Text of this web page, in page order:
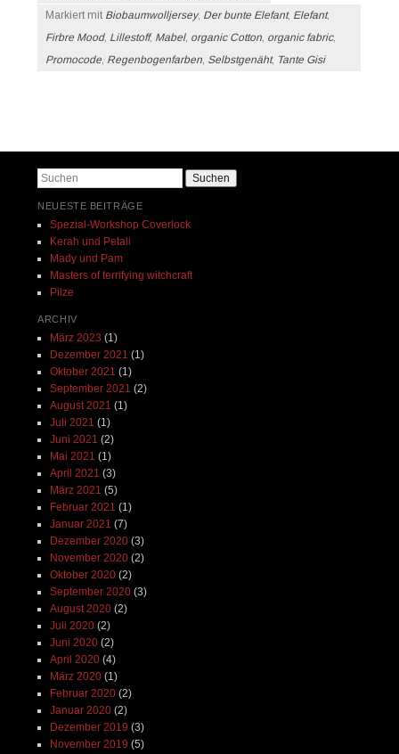
Markiert mit Biobaumwolljersey, Der bunte Elefant, Elefant,
Firbre Mood, Lillestoff, Mabel, organic Cotton organic fabric,
Promocode Regenbogenfarben Selbstgenäht, Tante Gisi
Suchen
NEUESTE BEITRÄGE
Spezial-Workshop Coverlock
Kerah und Petali
Mady und Pam
Masters of terrifying witchcraft
Pilze
ARCHIV
März 2023 (1)
Dezember 2021 (1)
Oktober 2021 (1)
September 2021 (2)
August 2021 (1)
Juli 2021 (1)
Juni 2021 (2)
Mai 2021 (1)
April 2021 (3)
März 2021 (5)
Februar 2021 (1)
Januar 2021 (7)
Dezember 2020(3)
November 2020(2)
Oktober 2020(2)
September 2020(3)
August 2020(2)
Juli 2020(2)
Juni 2020(2)
April 2020(4)
März 2020(1)
Februar 2020(2)
Januar 2020(2)
Dezember 2019 (3)
November 2019 (5)